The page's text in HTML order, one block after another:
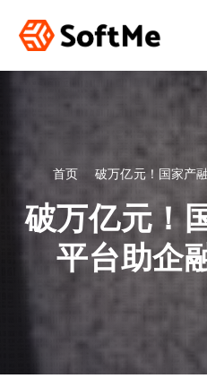
内
首页 破万亿元！国家产
破万亿元！
平台助企